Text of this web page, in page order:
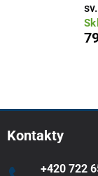
Kontakty
+420 722